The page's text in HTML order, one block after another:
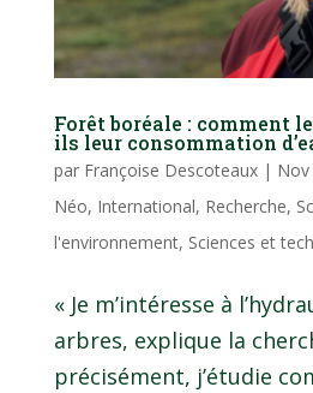
Forêt boréale : comment
ils leur consommation
par Françoise Descoteaux|
Néo, International, Recherche,
l'environnement, Sciences et
« Je m’intéresse à
arbres, explique la
précisément, j’étudie